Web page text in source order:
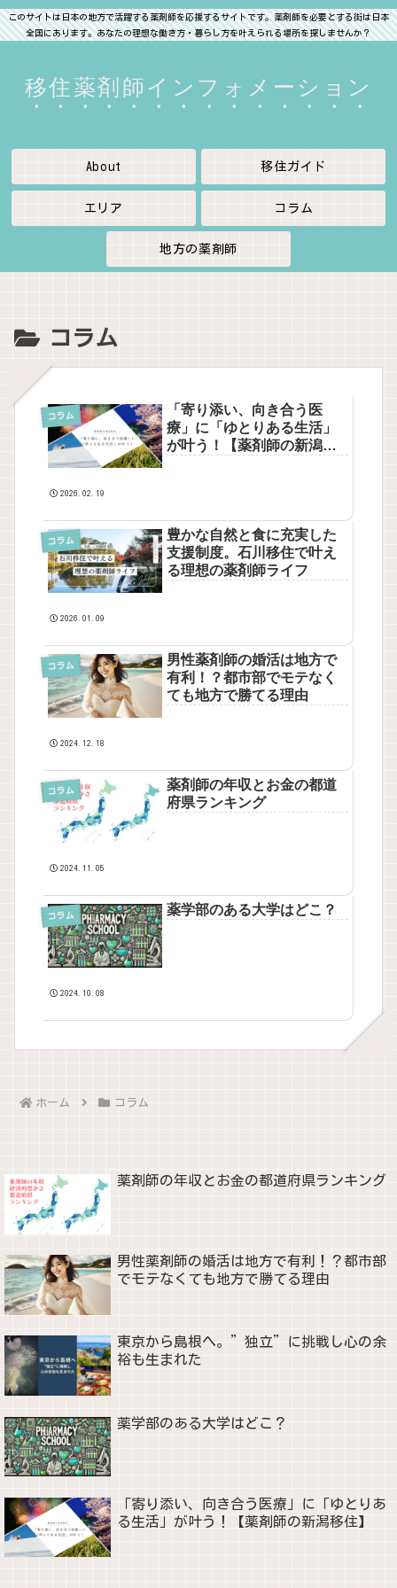
このサイトは日本の地方で活躍する薬剤師を応援するサイトです。薬剤師を必要とする街は日本
全国にあります。あなたの理想な働き方・暮らし方を叶えられる場所を探しませんか？
移住薬剤師インフォメーション
About 移住ガイド
エリア コラム
地方の薬剤師
コラム
コラム
「寄り添い、向き合う医
療」に「ゆとりある生活」
が叶う！【薬剤師の新潟移
2026.02.19
コラム
豊かな自然と食に充実した
支援制度。石川移住で叶え
る理想の薬剤師ライフ
2026.01.09
コラム
男性薬剤師の婚活は地方で
有利！？都市部でモテなく
ても地方で勝てる理由
2024.12.18
コラム
薬剤師の年収とお金の都道
府県ランキング
2024.11.05
コラム 薬学部のある大学はどこ？
2024.10.08
ホーム コラム
薬剤師の年収とお金の都道府県ランキング
男性薬剤師の婚活は地方で有利！？都市部
でモテなくても地方で勝てる理由
東京から島根へ。”独立”に挑戦し心の余
裕も生まれた
薬学部のある大学はどこ？
「寄り添い、向き合う医療」に「ゆとりあ
る生活」が叶う！【薬剤師の新潟移住】